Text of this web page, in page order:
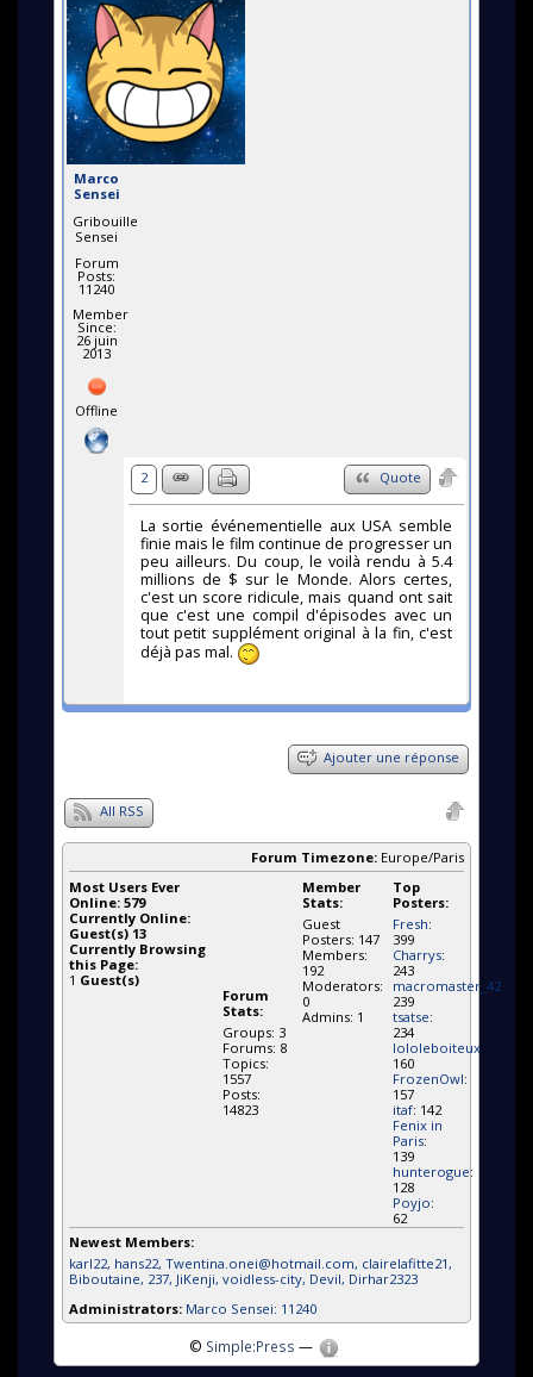
Marco
Sensei
Gribouille
Sensei
Forum
Posts:
11240
Member
Since:
26 juin
2013
Offline
2 Quote
La sortie événementielle aux USA semble
finie mais le film continue de progresser un
peu ailleurs. Du coup, le voilà rendu à 5.4
millions de $ sur le Monde. Alors certes,
c'est un score ridicule, mais quand ont sait
que c'est une compil d'épisodes avec un
tout petit supplément original à la fin, c'est
déjà pas mal.
Ajouter une réponse
All RSS
Forum Timezone: Europe/Paris
Most Users Ever
Online: 579
Currently Online:
Guest(s) 13
Currently Browsing
this Page:
1 Guest(s)
Top
Posters:
Fresh:
399
Charrys:
243
macromaster_42:
239
tsatse:
234
lololeboiteux:
160
FrozenOwl:
157
itaf: 142
Fenix in
Paris:
139
hunterogue:
128
Poyjo:
62
Member
Stats:
Guest
Posters: 147
Members:
192
Moderators:
0
Admins: 1
Forum
Stats:
Groups: 3
Forums: 8
Topics:
1557
Posts:
14823
Newest Members:
karl22, hans22, Twentina.onei@hotmail.com, clairelafitte21,
Biboutaine, 237, JiKenji, voidless-city, Devil, Dirhar2323
Administrators: Marco Sensei: 11240
© Simple:Press —